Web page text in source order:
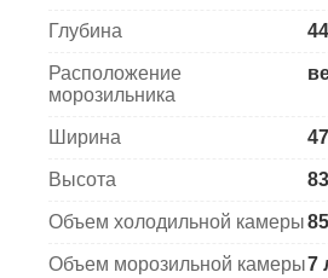
Глубина
Расположение
морозильника
Ширина
Высота
Объем холодильной камеры
Объем морозильной камеры7